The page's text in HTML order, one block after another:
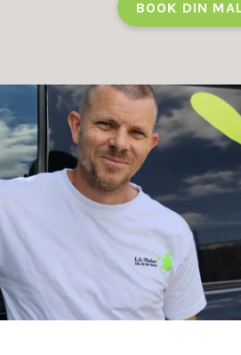
og får i stedet en oplevelse
Hos os handler det ikke bare
om tillid, tryghed og god dialog.
fået glade og tilfredse kunder
BOOK DIN